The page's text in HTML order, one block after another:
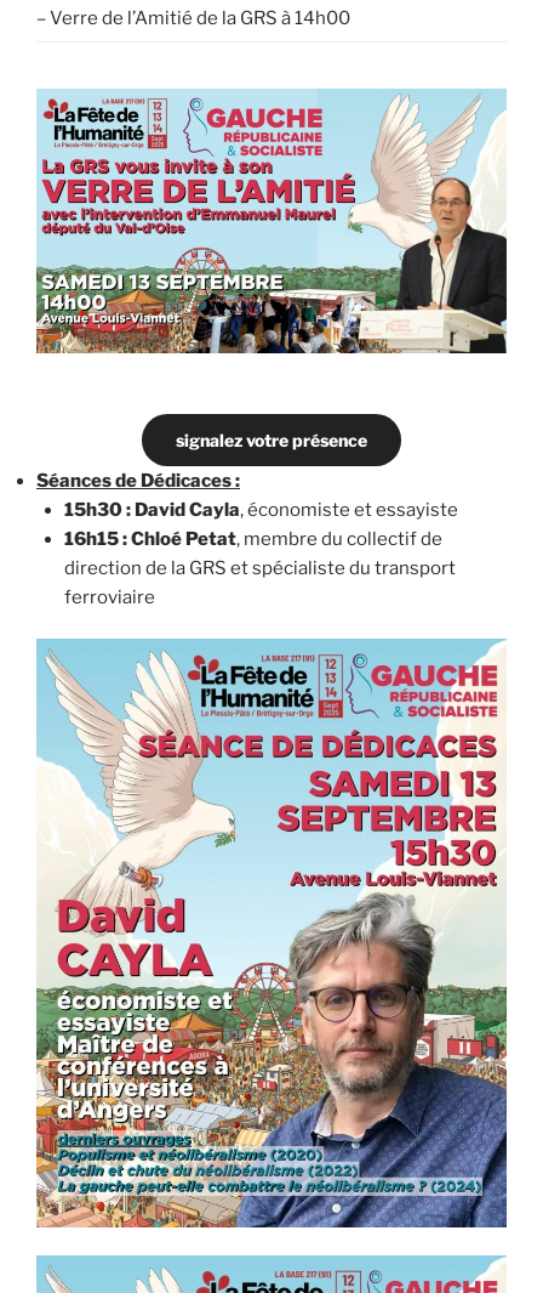
– Verre de l’Amitié de la GRS à 14h00
signalez votre présence
Séances de Dédicaces :
15h30 : David Cayla, économiste et essayiste
16h15 : Chloé Petat, membre du collectif de
direction de la GRS et spécialiste du transport
ferroviaire